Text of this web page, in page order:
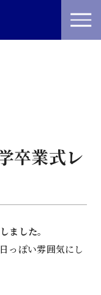
卒業式レ
ました。
っぽい雰囲気にし